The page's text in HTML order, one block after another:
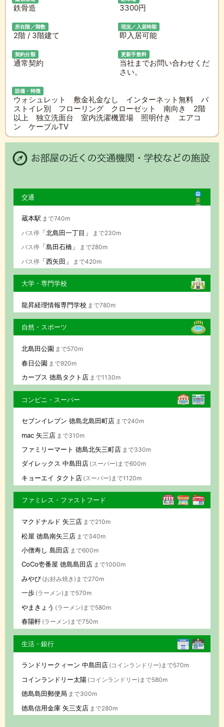
鉄骨造 3300円
所在階／階数
2階 / 3階建て
現況／入居時期
即入居可能
契約分類
通常契約
更新手数料
当社までお問い合わせくだ
さい。
設備・特徴
ウォシュレット 敷金礼金なし インターネット無料 バ
ストイレ別 フローリング クローゼット 南向き 2階
以上 独立洗面台 室内洗濯機置場 照明付き エアコ
ン ケーブルTV
交通
蔵本駅 まで740m
バス停「北島田一丁目」
まで230m
バス停「島田石橋」
まで280m
バス停「西矢田」 まで420m
大学・専門学校
龍昇経理情報専門学校 まで780m
自然・スポーツ
北島田公園 まで570m
春日公園 まで920m
カーブス 徳島タクト店 まで1130m
コンビニ・スーパー
セブンイレブン 徳島北島田町店 まで240m
mac 矢三店 まで310m
ファミリーマート 徳島北矢三町店 まで330m
ダイレックス 中島田店 (スーパー)まで600m
キョーエイ タクト店 (スーパー)まで1120m
ファミレス・ファストフード
マクドナルド 矢三店 まで210m
松屋 徳島南矢三店 まで340m
小僧寿し 島田店 まで600m
CoCo壱番屋 徳島島田店 まで1000m
みやび (お好み焼き)まで270m
一歩 (ラーメン)まで570m
やまきょう (ラーメン)まで580m
春陽軒 (ラーメン)まで750m
生活・銀行
ランドリークィーン 中島田店 (コインランドリー)まで570m
コインランドリー太陽 (コインランドリー)まで580m
徳島島田郵便局 まで300m
徳島信用金庫 矢三支店 まで280m